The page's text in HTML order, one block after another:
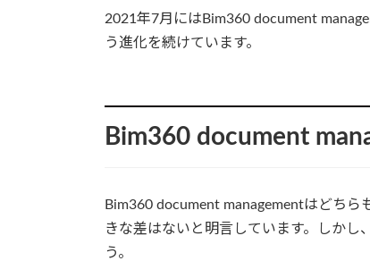
2021年7月にはBim360 document
う進化を続けています。
Bim360 document
Bim360 document managementはどち
きな差はないと明言しています。しかし
う。